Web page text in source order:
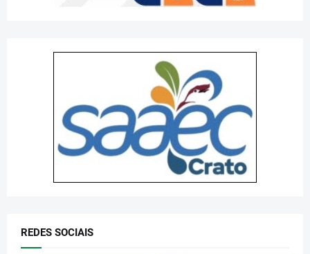
REDES SOCIAIS